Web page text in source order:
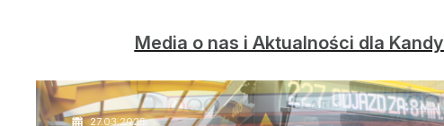
Media o nas i Aktualności dla
25.04.2025
27.03.2025